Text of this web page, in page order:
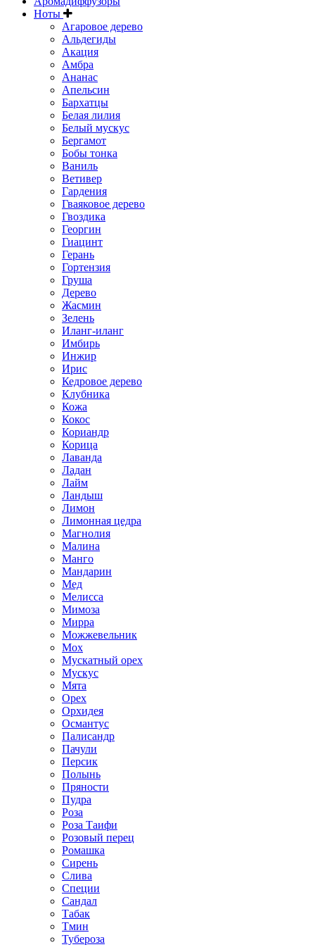
Ноты
Агаровое дерево
Альдегиды
Акация
Амбра
Ананас
Апельсин
Бархатцы
Белая лилия
Белый мускус
Бергамот
Бобы тонка
Ваниль
Ветивер
Гардения
Гваяковое дерево
Гвоздика
Георгин
Гиацинт
Герань
Гортензия
Груша
Дерево
Жасмин
Зелень
Иланг-иланг
Имбирь
Инжир
Ирис
Кедровое дерево
Клубника
Кожа
Кокос
Кориандр
Корица
Лаванда
Ладан
Лайм
Ландыш
Лимон
Лимонная цедра
Магнолия
Малина
Манго
Мандарин
Мед
Мелисса
Мимоза
Мирра
Можжевельник
Мох
Мускатный орех
Мускус
Мята
Орех
Орхидея
Османтус
Палисандр
Пачули
Персик
Полынь
Пряности
Пудра
Роза
Роза Таифи
Розовый перец
Ромашка
Сирень
Слива
Специи
Сандал
Табак
Тмин
Тубероза